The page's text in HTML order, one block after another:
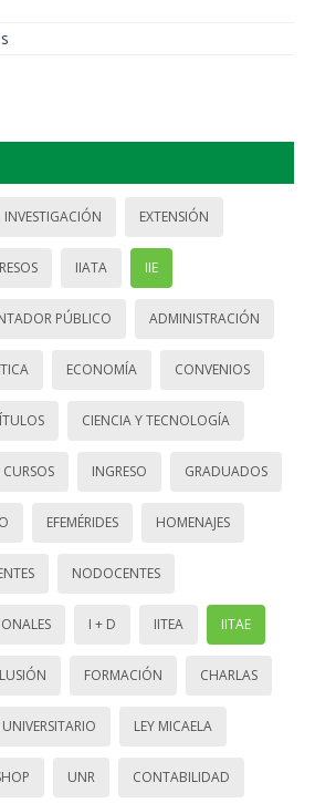
INVESTIGACIÓN EXTENSIÓN
IIATA IIE
PÚBLICO ADMINISTRACIÓN
ECONOMÍA CONVENIOS
CIENCIA Y TECNOLOGÍA
CURSOS INGRESO GRADUADOS
EFEMÉRIDES HOMENAJES
NODOCENTES
I + D IITEA IITAE
FORMACIÓN CHARLAS
LEY MICAELA
UNR CONTABILIDAD